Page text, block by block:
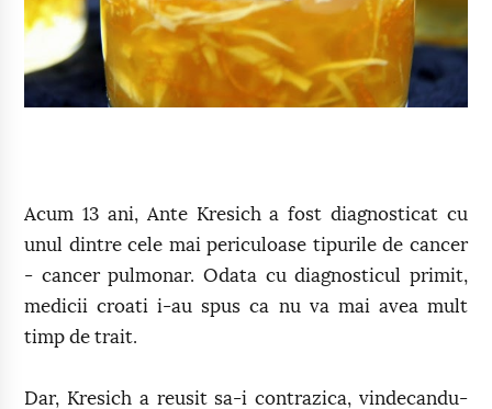
Acum 13 ani, Ante Kresich a fost diagnosticat cu
unul dintre cele mai periculoase tipurile de cancer
- cancer pulmonar. Odata cu diagnosticul primit,
medicii croati i-au spus ca nu va mai avea mult
timp de trait.
Dar, Kresich a reusit sa-i contrazica, vindecandu-